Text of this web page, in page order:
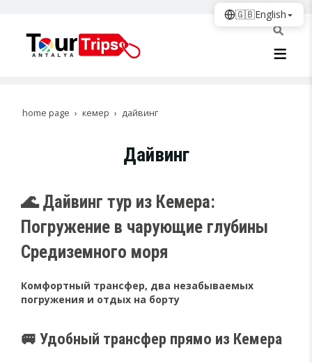
home page кемер дайвинг
Дайвинг
🌊 Дайвинг тур из Кемера:
Погружение в чарующие глубины
Средиземного моря
Комфортный трансфер, два незабываемых
погружения и отдых на борту
🚐 Удобный трансфер прямо из Кемера
🇬🇧English